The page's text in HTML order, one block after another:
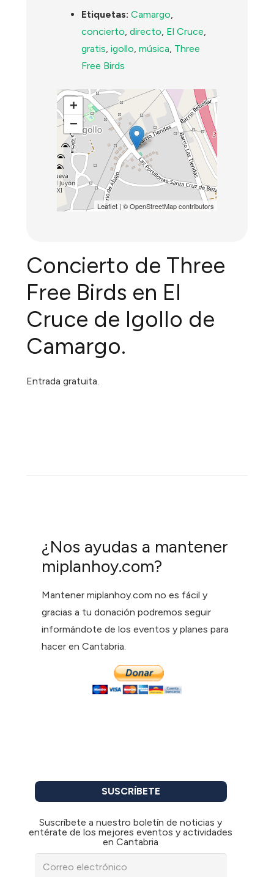
Etiquetas: Camargo,
concierto,directo, El Cruce,
gratis,igollo,música, Three
Free Birds
+
−
Leaflet| ©OpenStreetMapcontributors
Concierto de Three
Free Birds en El
Cruce de Igollo de
Camargo.
Entrada gratuita.
¿Nos ayudas a mantener
miplanhoy.com?
Mantener miplanhoy.com no es fácil y
gracias a tu donación podremos seguir
informándote de los eventos y planes para
hacer en Cantabria.
SUSCRÍBETE
Suscríbete a nuestro boletín de noticias y
entérate de los mejores eventos y actividades
en Cantabria